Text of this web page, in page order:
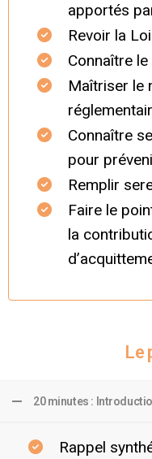
apportés
Revoir la
Connaître
Maîtriser le
Connaître
pour
Remplir
Faire le
la
Le
20 minutes :
Rappel